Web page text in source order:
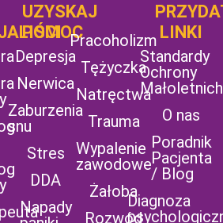
UZYSKAJ
POMOC
Depresja
Nerwica
Zaburzenia
snu
Stres
DDA
Napady
UZYSKAJ
POMOC
Pracoholizm
Tężyczka
Natręctwa
Trauma
Wypalenie
zawodowe
Żałoba
Rozwód
LINKI
Standardy
Ochrony
Małoletnich
O nas
Poradnik
Pacjenta
/ Blog
Diagnoza